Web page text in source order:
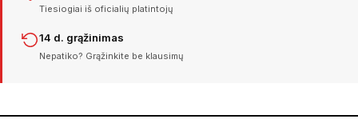
Tiesiogiai iš oficialių platintojų
14 d. grąžinimas
Nepatiko? Grąžinkite be klausimų